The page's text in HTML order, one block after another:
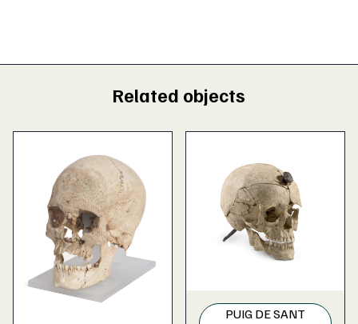
Related objects
PUIG DE SANT